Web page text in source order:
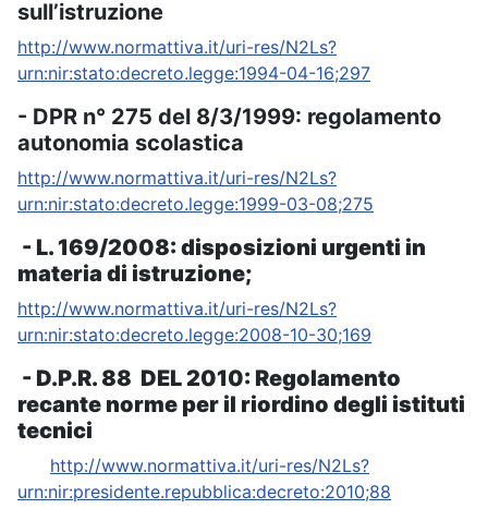
sull’istruzione
http://www.normattiva.it/uri-res/N2Ls?
urn:nir:stato:decreto.legge:1994-04-16;297
- DPR n° 275 del 8/3/1999: regolamento
autonomia scolastica
http://www.normattiva.it/uri-res/N2Ls?
urn:nir:stato:decreto.legge:1999-03-08;275
- L. 169/2008: disposizioni urgenti in
materia di istruzione;
http://www.normattiva.it/uri-res/N2Ls?
urn:nir:stato:decreto.legge:2008-10-30;169
- D.P.R. 88 DEL 2010: Regolamento
recante norme per il riordino degli istituti
tecnici
http://www.normattiva.it/uri-res/N2Ls?
urn:nir:presidente.repubblica:decreto:2010;88